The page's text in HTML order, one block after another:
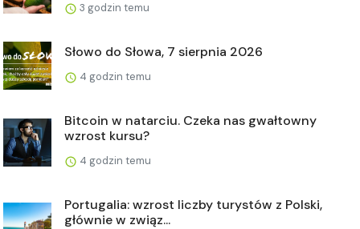
3 godzin temu
Słowo do Słowa, 7 sierpnia 2026
4 godzin temu
Bitcoin w natarciu. Czeka nas gwałtowny
wzrost kursu?
4 godzin temu
Portugalia: wzrost liczby turystów z Polski,
głównie w związ...